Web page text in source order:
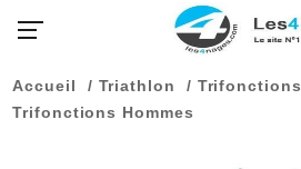
Accueil Triathlon
Trifonctions
Trifonctions Hommes